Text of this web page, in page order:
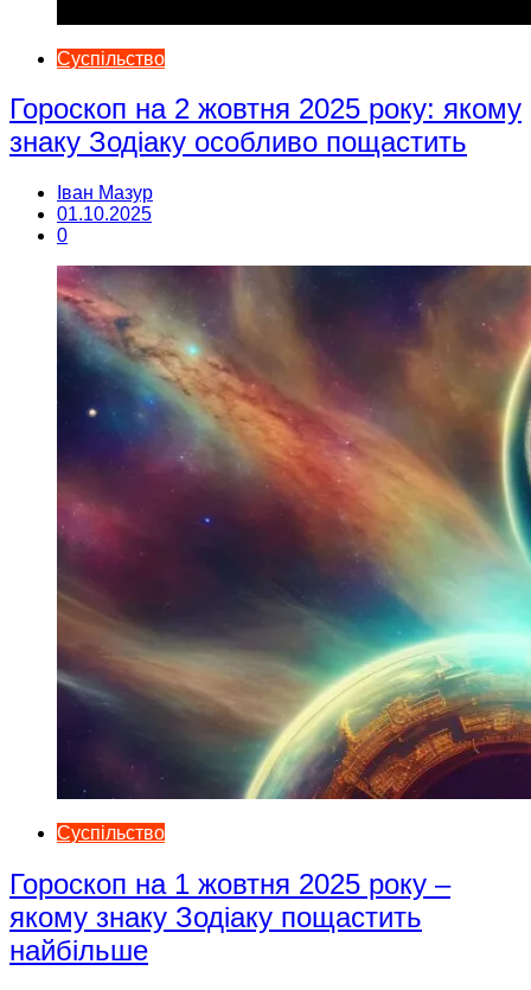
Суспільство
Гороскоп на 2 жовтня 2025 року: якому
знаку Зодіаку особливо пощастить
Іван Мазур
01.10.2025
0
Суспільство
Гороскоп на 1 жовтня 2025 року –
якому знаку Зодіаку пощастить
найбільше